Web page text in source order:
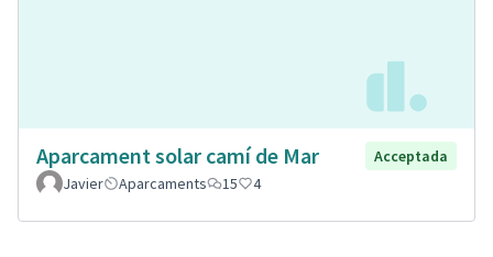
Aparcament solar camí de Mar
Acceptada
Javier
Aparcaments 15 4